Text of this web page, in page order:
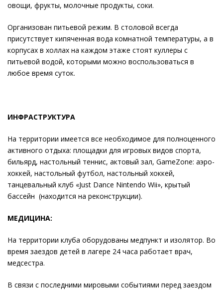
овощи, фрукты, молочные продукты, соки.
Организован питьевой режим. В столовой всегда
присутствует кипяченная вода комнатной температуры, а в
корпусах в холлах на каждом этаже стоят куллеры с
питьевой водой, которыми можно воспользоваться в
любое время суток.
ИНФРАСТРУКТУРА
На территории имеется все необходимое для полноценного
активного отдыха: площадки для игровых видов спорта,
бильярд, настольный теннис, актовый зал, GameZone: аэро-
хоккей, настольный футбол, настольный хоккей,
танцевальный клуб «Just Dance Nintendo Wii», крытый
бассейн (находится на реконструкции).
МЕДИЦИНА:
На территории клуба оборудованы медпункт и изолятор. Во
время заездов детей в лагере 24 часа работает врач,
медсестра.
В связи с последними мировыми событиями перед заездом